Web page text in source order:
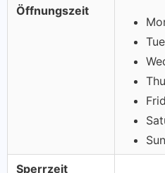
Öffnungszeit
Sperrzeit